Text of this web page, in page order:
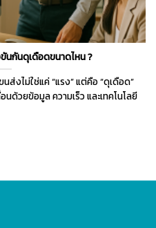
นกันดุเดือดขนาดไหน ?
งไม่ใช่แค่ “แรง” แต่คือ “ดุเดือด”
วยข้อมูล ความเร็ว และเทคโนโลยี